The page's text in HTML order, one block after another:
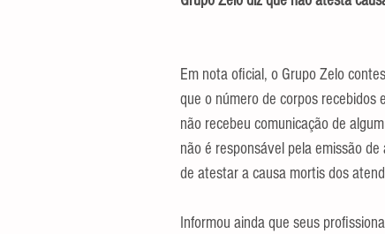
Em nota oficial, o Grupo Zelo
que o número de corpos recebidos
não recebeu comunicação de
não é responsável pela emissão
de atestar a causa mortis dos
Informou ainda que seus